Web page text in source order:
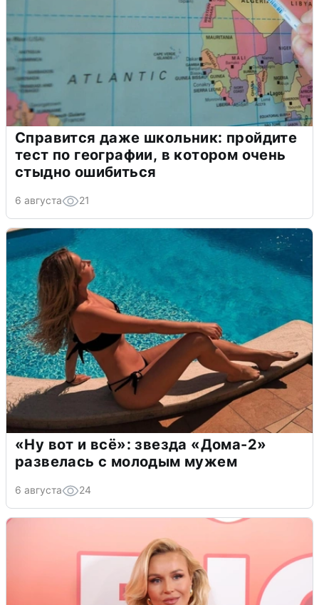
Справится даже школьник: пройдите
тест по географии, в котором очень
стыдно ошибиться
6 августа 21
«Ну вот и всё»: звезда «Дома-2»
развелась с молодым мужем
6 августа 24